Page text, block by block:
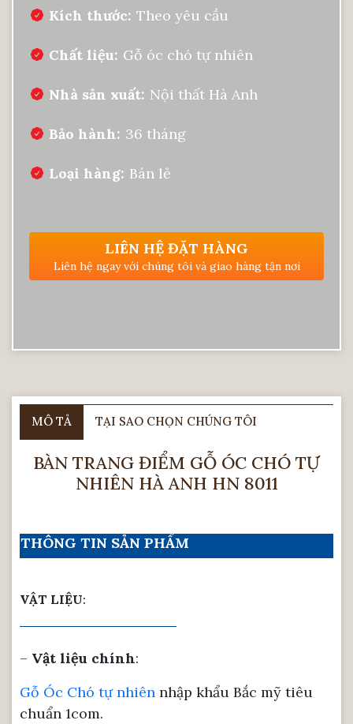
Kích thước Theo yêu cầu
Chất liệu Gỗ óc chó tự nhiên
Nhà sản xuất Nội thất Hà Anh
Bảo hành 36 tháng
Loại hàng Bán lẻ
LIÊN HỆ ĐẶT HÀNG
Liên hệ ngay với chúng tôi và giao hàng tận nơi
MÔ TẢ TẠI SAO CHỌN CHÚNG TÔI
BÀN TRANG ĐIỂM GỖ ÓC CHÓ TỰ
NHIÊN HÀ ANH HN 8011
THÔNG TIN SẢN PHẨM
VẬT LIỆU:
– Vật liệu chính:
Gỗ Óc Chó tự nhiên nhập khẩu Bắc mỹ tiêu
chuẩn 1com.